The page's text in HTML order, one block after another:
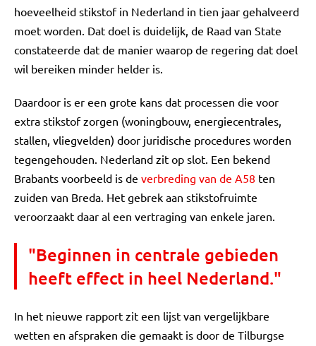
hoeveelheid stikstof in Nederland in tien jaar gehalveerd
moet worden. Dat doel is duidelijk, de Raad van State
constateerde dat de manier waarop de regering dat doel
wil bereiken minder helder is.
Daardoor is er een grote kans dat processen die voor
extra stikstof zorgen (woningbouw, energiecentrales,
stallen, vliegvelden) door juridische procedures worden
tegengehouden. Nederland zit op slot. Een bekend
Brabants voorbeeld is de verbreding van de A58 ten
zuiden van Breda. Het gebrek aan stikstofruimte
veroorzaakt daar al een vertraging van enkele jaren.
"Beginnen in centrale gebieden
heeft effect in heel Nederland."
In het nieuwe rapport zit een lijst van vergelijkbare
wetten en afspraken die gemaakt is door de Tilburgse